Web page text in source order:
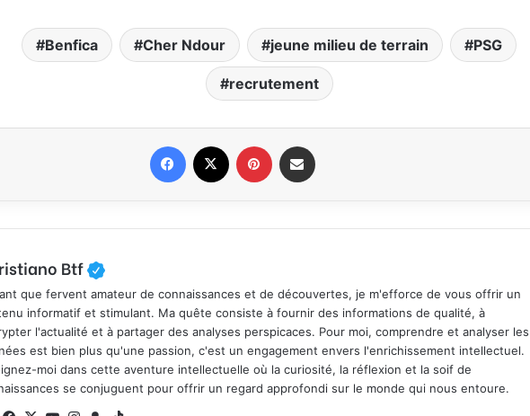
Benfica Cher Ndour jeune milieu de terrain PSG
recrutement
Btf
que fervent amateur de connaissances et de découvertes, je m'efforce de vous offrir un
informatif et stimulant. Ma quête consiste à fournir des informations de qualité, à
l'actualité et à partager des analyses perspicaces. Pour moi, comprendre et analyser les
est bien plus qu'une passion, c'est un engagement envers l'enrichissement intellectuel.
moi dans cette aventure intellectuelle où la curiosité, la réflexion et la soif de
se conjuguent pour offrir un regard approfondi sur le monde qui nous entoure.